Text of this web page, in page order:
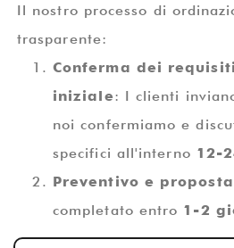
Il nostro processo di
trasparente:
Conferma dei
iniziale: I clienti
noi confermiamo e
specifici all'interno 12-
Preventivo e proposta
completato entro 1-2
insieme ad una